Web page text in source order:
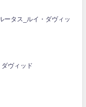
ータス_ルイ・ダヴィッ
ヴィッド